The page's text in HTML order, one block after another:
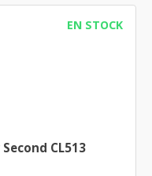
EN STOCK
CL513